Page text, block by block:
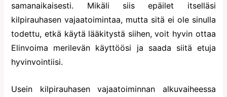
samanaikaisesti. Mikäli siis epäilet itselläsi
kilpirauhasen vajaatoimintaa, mutta sitä ei ole sinulla
todettu, etkä käytä lääkitystä siihen, voit hyvin ottaa
Elinvoima merilevän käyttöösi ja saada siitä etuja
hyvinvointiisi.
Usein kilpirauhasen vajaatoiminnan alkuvaiheessa